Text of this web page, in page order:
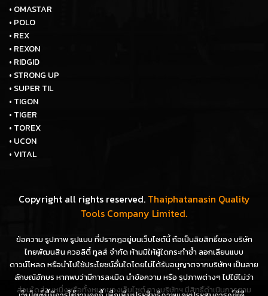
• OMASTAR
• POLO
• REX
• REXON
• RIDGID
• STRONG UP
• SUPER TIL
• TIGON
• TIGER
• TOREX
• UCON
• VITAL
Copyright all rights reserved. Thaiphatanasin Quality
Tools Company Limited.
ข้อความ รูปภาพ รูปแบบ ที่ปรากฏอยู่บนเว็บไซต์นี้ ถือเป็นลิขสิทธิ์ของ บริษัท
ไทยพัฒนสิน ควอลิตี้ ทูลส์ จำกัด ห้ามมิให้ผู้ใดกระทำซ้ำ ลอกเลียนแบบ
ดาวน์โหลด หรือนำไปใช้ประโยชน์อื่นใดโดยไม่ได้รับอนุญาตจากบริษัทฯ เป็นลาย
ลักษณ์อักษร หากพบว่ามีการละเมิด นำข้อความ หรือ รูปภาพต่างๆ ไปใช้ไม่ว่า
ส่วนใดส่วนหนึ่งหรือทั้งหมดของเว็บไซต์ ทางบริษัทฯ มีสิทธิ์ดำเนินการตาม